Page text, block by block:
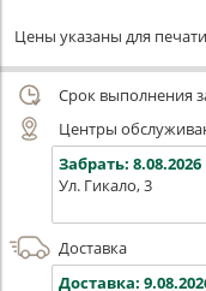
Цены указаны для
Срок выполнения
Центры
Забрать: 8.08.2026
Ул. Гикало, 3
Доставка
Доставка: